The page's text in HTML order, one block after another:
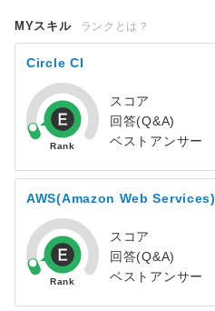
MYスキル ランクとは？
Circle CI
スコア
回答(Q&A)
ベストアンサー
AWS(Amazon Web Services)
スコア
回答(Q&A)
ベストアンサー